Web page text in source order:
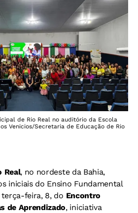
de Rio Real no auditório da Escola
Venicios/Secretaria de Educação de Rio
Real, no nordeste da Bahia,
iniciais do Ensino Fundamental
feira, 8, do Encontro
de Aprendizado, iniciativa